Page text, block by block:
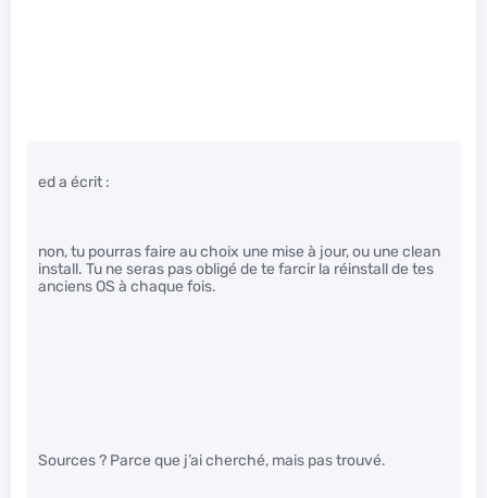
ed a écrit :
non, tu pourras faire au choix une mise à jour, ou une clean
install. Tu ne seras pas obligé de te farcir la réinstall de tes
anciens OS à chaque fois.
Sources ? Parce que j’ai cherché, mais pas trouvé.